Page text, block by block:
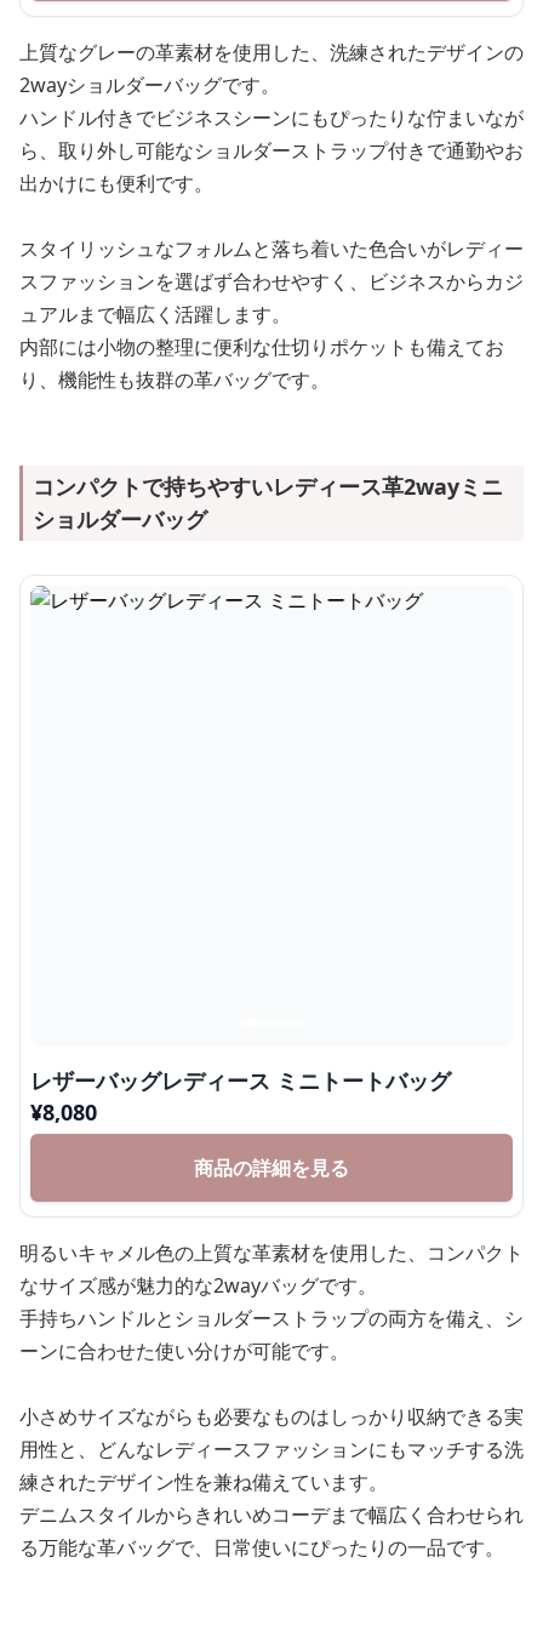
上質なグレーの革素材を使用した、洗練されたデザインの
2wayショルダーバッグです。
ハンドル付きでビジネスシーンにもぴったりな佇まいなが
ら、取り外し可能なショルダーストラップ付きで通勤やお
出かけにも便利です。
スタイリッシュなフォルムと落ち着いた色合いがレディー
スファッションを選ばず合わせやすく、ビジネスからカジ
ュアルまで幅広く活躍します。
内部には小物の整理に便利な仕切りポケットも備えてお
り、機能性も抜群の革バッグです。
コンパクトで持ちやすいレディース革2wayミニ
ショルダーバッグ
レザーバッグレディース ミニトートバッグ
¥8,080
商品の詳細を見る
明るいキャメル色の上質な革素材を使用した、コンパクト
なサイズ感が魅力的な2wayバッグです。
手持ちハンドルとショルダーストラップの両方を備え、シ
ーンに合わせた使い分けが可能です。
小さめサイズながらも必要なものはしっかり収納できる実
用性と、どんなレディースファッションにもマッチする洗
練されたデザイン性を兼ね備えています。
デニムスタイルからきれいめコーデまで幅広く合わせられ
る万能な革バッグで、日常使いにぴったりの一品です。